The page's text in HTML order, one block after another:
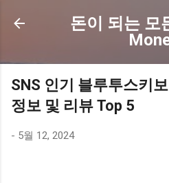
기본 콘텐츠로
돈이 되는 모
SNS 인기 블루투스키
정보 및 리뷰 Top 5
- 5월 12, 2024